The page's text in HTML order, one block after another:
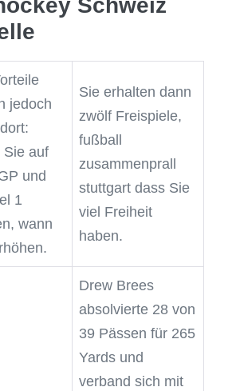
Schweiz
jedoch
Sie auf
und
1
wann
Sie erhalten dann
zwölf Freispiele,
fußball
zusammenprall
stuttgart dass Sie
viel Freiheit
haben.
Drew Brees
absolvierte 28 von
39 Pässen für 265
Yards und
verband sich mit